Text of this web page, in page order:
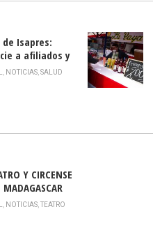
Isapres:
a afiliados y
abuso”
, NOTICIAS,SALUD
Y CIRCENSE
HURATDO
, NOTICIAS,TEATRO